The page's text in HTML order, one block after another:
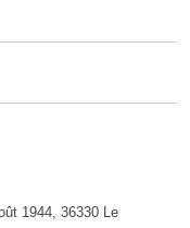
1944, 36330 Le